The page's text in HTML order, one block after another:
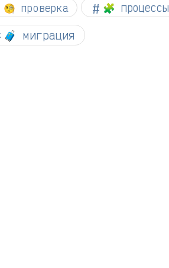
🧐 проверка 🧩 процессы
🧳 миграция